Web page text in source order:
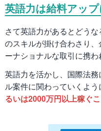
英語力は給料アッ
さて英語力があるとどう
のスキルが掛け合わさり
ーナショナルな取引に携わ
英語力を活かし、国際法
ル案件に関わっていくよう
るいは2000万円以上稼ぐ